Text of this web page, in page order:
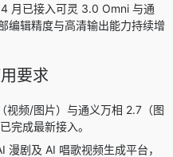
月已接入可灵 3.0 Omni 与通
编辑精度与高清输出能力持续增
要求
视频/图片）与通义万相 2.7（图
完成最新接入。
漫剧及 AI 唱歌视频生成平台，